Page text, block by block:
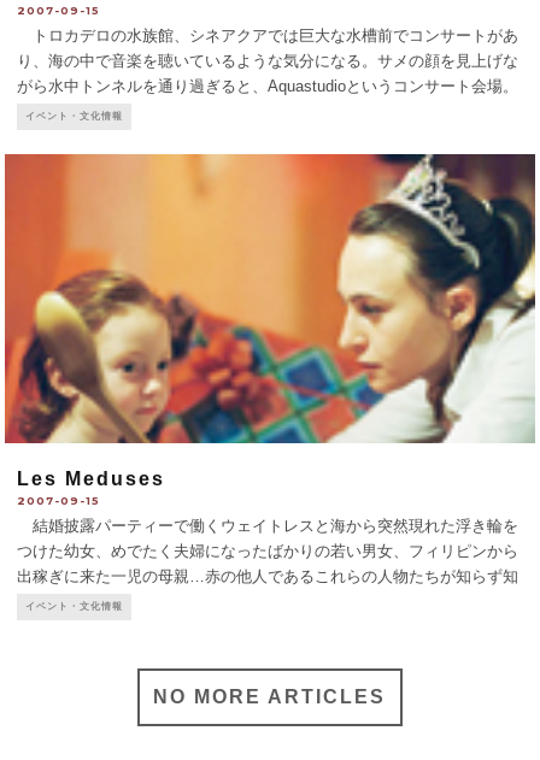
2007-09-15
トロカデロの水族館、シネアクアでは巨大な水槽前でコンサートがあ
り、海の中で音楽を聴いているような気分になる。サメの顔を見上げな
がら水中トンネルを通り過ぎると、Aquastudioというコンサート会場。
今月は、サルサ（16日）、ジャズ（29日）、アフロポップ（30日）な
イベント・文化情報
Les Meduses
2007-09-15
結婚披露パーティーで働くウェイトレスと海から突然現れた浮き輪を
つけた幼女、めでたく夫婦になったばかりの若い男女、フィリピンから
出稼ぎに来た一児の母親…赤の他人であるこれらの人物たちが知らず知
らずのうちにすれ違い、彼らそれぞれの日常が縦糸となり横糸となり、
イベント・文化情報
NO MORE ARTICLES